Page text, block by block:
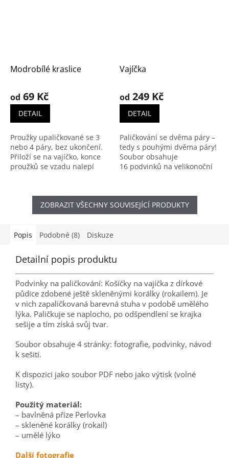
Modrobílé kraslice
od 69 Kč
DETAIL
Proužky upaličkované se 3
nebo 4 páry, bez ukončení.
Přiloží se na vajíčko, konce
proužků se vzadu nalepí
zastřihnou se. K dispozici
jako soubor PDF nebo jako
výtisk (volné listy). Další
Podmínky použití podvinků...
Vajíčka
od 249 Kč
DETAIL
Paličkování se dvěma páry –
tedy s pouhými dvěma páry!
Soubor obsahuje
16 podvinků na velikonoční
zakončení zcela bez uzlíků.
Soubor obsahuje 16 stránek:
text s podrobným návodem,
ZOBRAZIT VŠECHNY SOUVISEJÍCÍ PRODUKTY
Popis Podobné (8) Diskuze
Detailní popis produktu
Podvinky na paličkování: Košíčky na vajíčka z dírkové
půdice zdobené ještě skleněnými korálky (rokailem). Je
v nich zapaličkovaná barevná stuha v podobě umělého
lýka. Paličkuje se naplocho, po odšpendlení se krajka
sešije a tím získá svůj tvar.
Soubor obsahuje 4 stránky: fotografie, podvinky, návod
k sešití.
K dispozici jako soubor PDF nebo jako výtisk (volné
listy).
Použitý materiál:
– bavlněná příze Perlovka
– skleněné korálky (rokail)
– umělé lýko
Další fotografie